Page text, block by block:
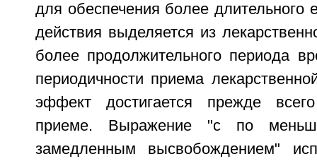
для обеспечения более длительного
действия выделяется из
более продолжительного периода
периодичности приема
эффект достигается прежде
приеме. Выражение "с по
замедленным высвобождением"